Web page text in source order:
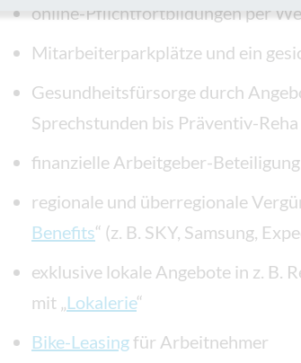
online-Pflichtfortbildungen per
Mitarbeiterparkplätze und ein
Gesundheitsfürsorge durch
Sprechstunden bis Präventiv-Reha
finanzielle Arbeitgeber-
regionale und überregionale
Benefits“ (z. B. SKY, Samsung,
exklusive lokale Angebote in z. B.
mit „ Lokalerie“
Bike-Leasingfür Arbeitnehmer